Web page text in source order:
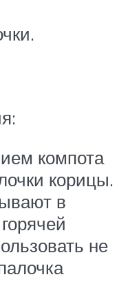
компота
корицы.
в
не